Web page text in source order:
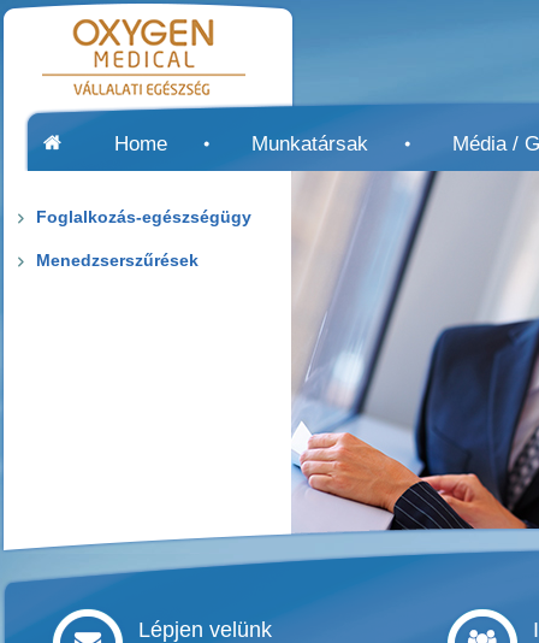
Home Munkatársak Média /
Foglalkozás-egészségügy
Menedzserszűrések
Lépjen velünk